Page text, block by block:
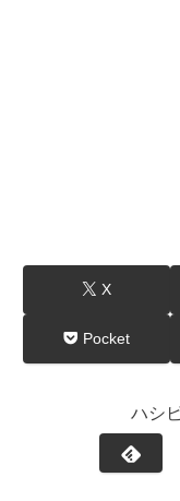
X
Pocket
ハシ